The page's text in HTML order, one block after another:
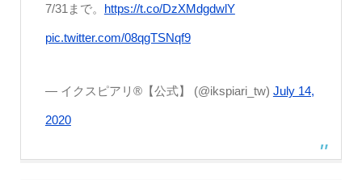
7/31まで。 https://t.co/DzXMdgdwlY
pic.twitter.com/08qgTSNqf9
— イクスピアリ®【公式】 (@ikspiari_tw) July 14,
2020